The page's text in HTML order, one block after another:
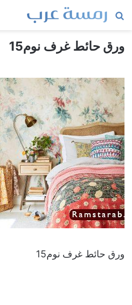
بحث
ورق حائط غرف نوم15
ورق حائط غرف نوم15